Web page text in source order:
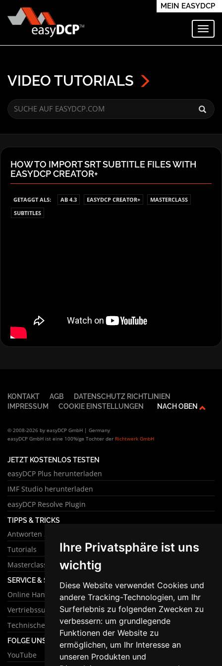
Ihre Privatsphäre ist uns
wichtig
Diese Website verwendet Cookies und
andere Tracking-Technologien, um Ihr
Surferlebnis zu folgenden Zwecken zu
verbessern: um grundlegende
Funktionen der Website zu
ermöglichen, um Ihr Interesse an
unseren Produkten und
MEIN EASYDCP
VIDEO TUTORIALS
HOW TO IMPORT SRT SUBTITLE FILES WITH
EASYDCP CREATOR+
GETAGGT ALS: AB 4.3 EASYDCP CREATOR+
MASTERCLASS
SUBTITLES
KONTAKT AGB
DATENSCHUTZ RICHTLINIEN
IMPRESSUM
COOKIE EINSTELLUNGEN NACH OBEN
© 2008-2026 by easyDCP GmbH | Germany
easyDCP GmbH ist eine 100%ige Tochter der Richtwerk GmbH
JETZT KOSTENLOS TESTEN
easyDCP Plus herunterladen
IMF Studio herunterladen
easyDCP Resolve Plugin
TIPPS & TRICKS
Antworten zu häufigen Fragen
Tutorials
Masterclass
SERVICE & SUPPORT
Online Handbuch
Vertriebssupport
Technischer Support
FOLGE UNS
YouTube